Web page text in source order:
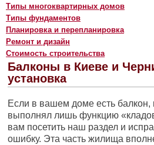
Типы многоквартирных домов
Типы фундаментов
Планировка и перепланировка
Ремонт и дизайн
Стоимость строительства
Балконы в Киеве и
установка
Если в вашем доме есть балкон,
выполнял лишь функцию
вам посетить наш раздел и
ошибку. Эта часть жилища